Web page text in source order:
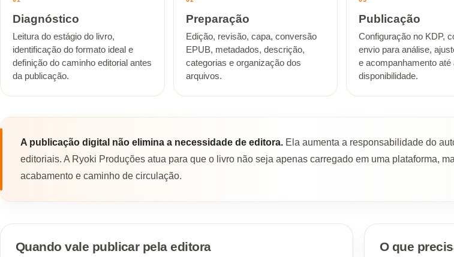
Diagnóstico
Leitura do estágio do livro,
identificação do formato ideal e
definição do caminho editorial antes
da publicação.
Preparação
Edição, revisão, capa, conversão
EPUB, metadados, descrição,
categorias e organização dos
arquivos.
Publicação
Configuração no KDP,
envio para análise,
e acompanhamento até
disponibilidade.
A publicação digital não elimina a necessidade de editora. Ela aumenta a responsabilidade do
editoriais. A Ryoki Produções atua para que o livro não seja apenas carregado em uma plataforma,
acabamento e caminho de circulação.
Quando vale publicar pela editora O que